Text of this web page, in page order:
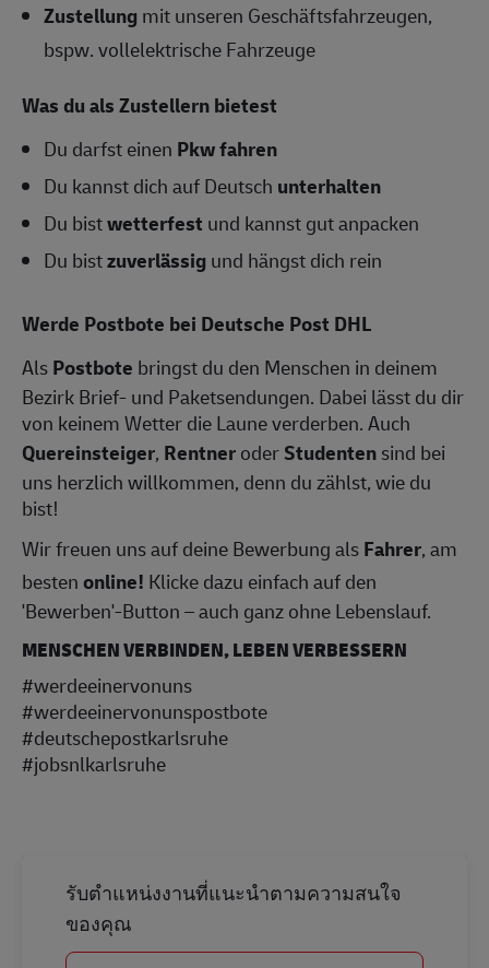
Zustellungmit unseren Geschäftsfahrzeugen,
bspw. vollelektrische Fahrzeuge
Was du als Zustellern bietest
Du darfst einen Pkw fahren
Du kannst dich auf Deutsch unterhalten
Du bistwetterfest und kannst gut anpacken
Du bistzuverlässigund hängst dich rein
Werde Postbote bei Deutsche Post DHL
AlsPostbote bringst du den Menschen in deinem
Bezirk Brief- und Paketsendungen. Dabei lässt du dir
von keinem Wetter die Laune verderben. Auch
Quereinsteiger, RentneroderStudentensind bei
uns herzlich willkommen, denn du zählst, wie du
bist!
Wir freuen uns auf deine Bewerbung alsFahrer, am
bestenonline! Klicke dazu einfach auf den
'Bewerben'-Button – auch ganz ohne Lebenslauf.
MENSCHEN VERBINDEN, LEBEN VERBESSERN
#werdeeinervonuns
#werdeeinervonunspostbote
#deutschepostkarlsruhe
#jobsnlkarlsruhe
รับตำแหน่งงานที่แนะนำตามความสนใจ
ของคุณ